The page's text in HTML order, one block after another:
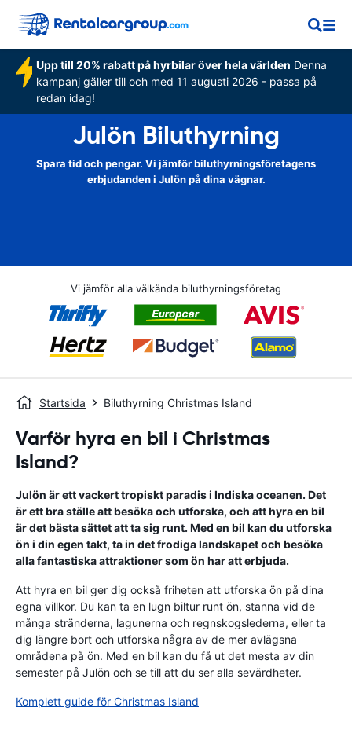
Upp till 20% rabatt på hyrbilar över hela världen Denna
kampanj gäller till och med 11 augusti 2026 - passa på
redan idag!
Julön Biluthyrning
Spara tid och pengar. Vi jämför biluthyrningsföretagens
erbjudanden i Julön på dina vägnar.
Vi jämför alla välkända biluthyrningsföretag
Startsida Biluthyrning Christmas Island
Varför hyra en bil i Christmas
Island?
Julön är ett vackert tropiskt paradis i Indiska oceanen. Det
är ett bra ställe att besöka och utforska, och att hyra en bil
är det bästa sättet att ta sig runt. Med en bil kan du utforska
ön i din egen takt, ta in det frodiga landskapet och besöka
alla fantastiska attraktioner som ön har att erbjuda.
Att hyra en bil ger dig också friheten att utforska ön på dina
egna villkor. Du kan ta en lugn biltur runt ön, stanna vid de
många stränderna, lagunerna och regnskogslederna, eller ta
dig längre bort och utforska några av de mer avlägsna
områdena på ön. Med en bil kan du få ut det mesta av din
semester på Julön och se till att du ser alla sevärdheter.
Komplett guide för Christmas Island